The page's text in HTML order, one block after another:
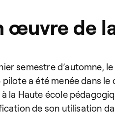
œuvre de
semestre d’automne,
pilote a été menée dans
la Haute école
de son utilisation